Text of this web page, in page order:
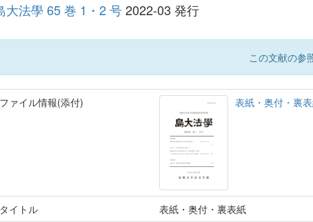
大法學 65 巻 1・2 号2022-03 発行
この文献の参
ファイル情報(添付) 表紙・奥付・裏
タイトル
表紙・奥付・裏表紙